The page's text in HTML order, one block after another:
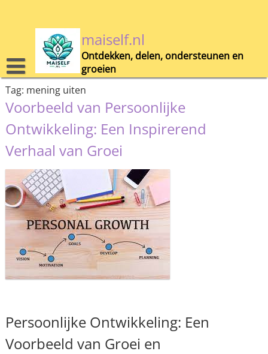
maiself.nl
Ontdekken, delen, ondersteunen en
groeien
Tag: mening uiten
Voorbeeld van Persoonlijke
Ontwikkeling: Een Inspirerend
Verhaal van Groei
Persoonlijke Ontwikkeling: Een
Voorbeeld van Groei en